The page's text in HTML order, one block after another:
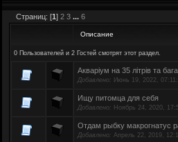
Страниц: [1] 2 3 ... 6
Описание
0 Пользователей и 2 Гостей смотрят этот раздел.
Акваріум на 35 літрів та
Добавлено: Июнь 19, 2022,
Ищу питомца для себя
Добавлено: Ноябрь 24, 2020,
Отдам рыбку макрогнатус
Добавлено: Апрель 22, 2019,